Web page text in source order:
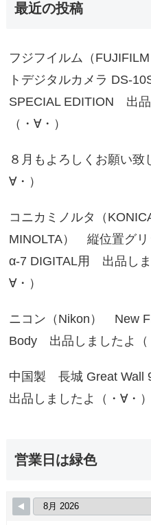
最近の投稿
フジフイルム（
トデジタルカメラ DS-
SPECIAL EDITION 出品
（・∀・）
８月もよろしくお願い致
∀・）
コニカミノルタ（
MINOLTA） 縦位置グリ
α-7 DIGITAL用 出品しま
∀・）
ニコン（Nikon） New
Body 出品しましたよ（
中国製 長城 Great Wall
出品しましたよ（・∀・）
営業日は緑色